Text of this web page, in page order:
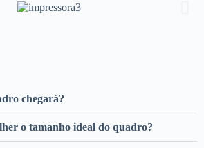
chegará?
o tamanho ideal do quadro?